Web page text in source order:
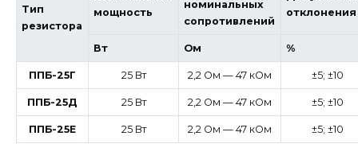
Тип
резистора
мощность
номинальных
сопротивлений
отклонения
Вт Ом %
ППБ-25Г 25 Вт 2,2 Ом — 47 кОм ±5; ±10
ППБ-25Д 25 Вт 2,2 Ом — 47 кОм ±5; ±10
ППБ-25Е 25 Вт 2,2 Ом — 47 кОм ±5; ±10